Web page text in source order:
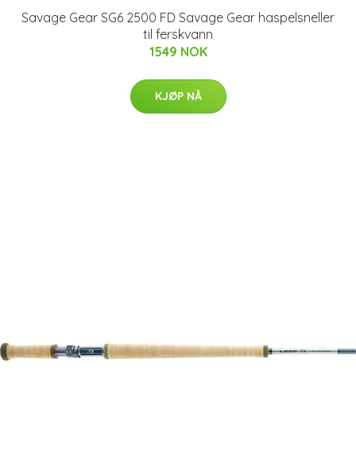
Savage Gear SG6 2500 FD Savage Gear haspelsneller
til ferskvann
1549 NOK
KJØP NÅ